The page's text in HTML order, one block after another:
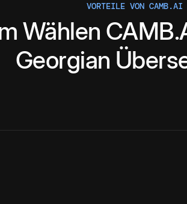
VORTEILE VON CAMB.AI
Wählen
Georgian